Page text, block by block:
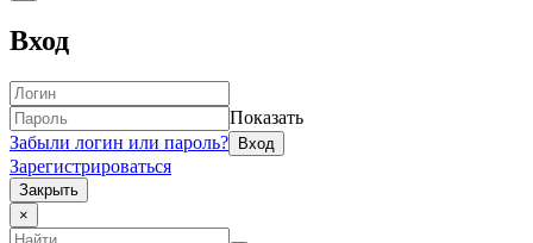
Вход
Показать
Забыли логин или пароль?
Зарегистрироваться
Закрыть
×